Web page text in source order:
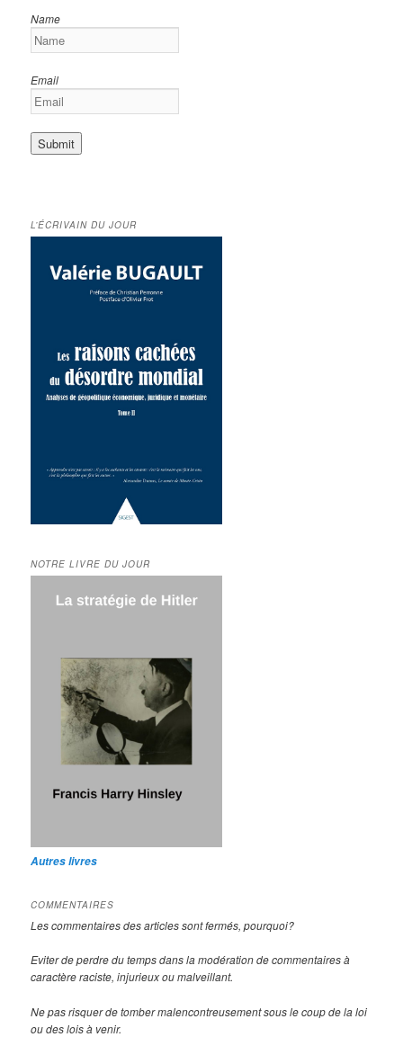
Name
Email
L’ÉCRIVAIN DU JOUR
NOTRE LIVRE DU JOUR
Autres livres
COMMENTAIRES
Les commentaires des articles sont fermés, pourquoi?
Eviter de perdre du temps dans la modération de commentaires à
caractère raciste, injurieux ou malveillant.
Ne pas risquer de tomber malencontreusement sous le coup de la loi
ou des lois à venir.